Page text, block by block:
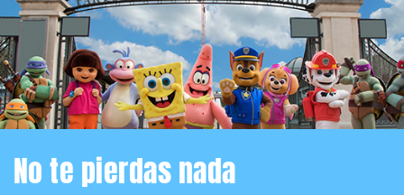
No te pierdas nada